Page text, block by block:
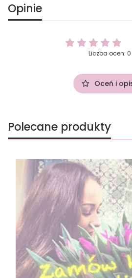
Opinie
Liczba ocen: 0
Oceń i
Polecane produkty